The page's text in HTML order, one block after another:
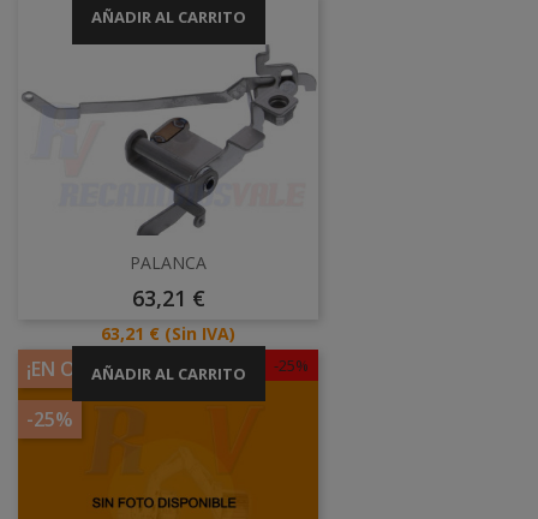
AÑADIR AL CARRITO
PALANCA
Precio
63,21 €
Precio
63,21 € (Sin IVA)
AÑADIR AL CARRITO -25%
¡EN OFERTA!
-25%